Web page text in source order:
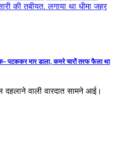
की तबीयत, लगाया था धीमा जहर
पटककर मार डाला, कमरे चारों तरफ फैला था
वाली वारदात सामने आई।